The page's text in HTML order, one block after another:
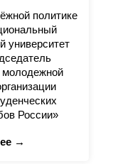
политике
университет
России»
→